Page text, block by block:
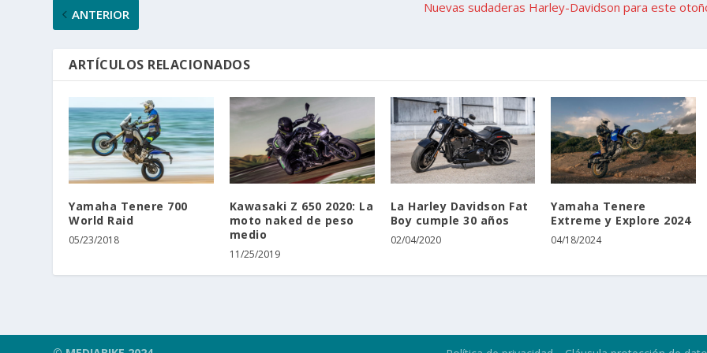
ANTERIOR Nuevas sudaderas Harley-Davidson para este
ARTÍCULOS RELACIONADOS
Yamaha Tenere 700
World Raid
05/23/2018
Kawasaki Z 650 2020: La
moto naked de peso
medio
11/25/2019
La Harley Davidson Fat
Boy cumple 30 años
02/04/2020
Yamaha Tenere
Extreme y Explore 2024
04/18/2024